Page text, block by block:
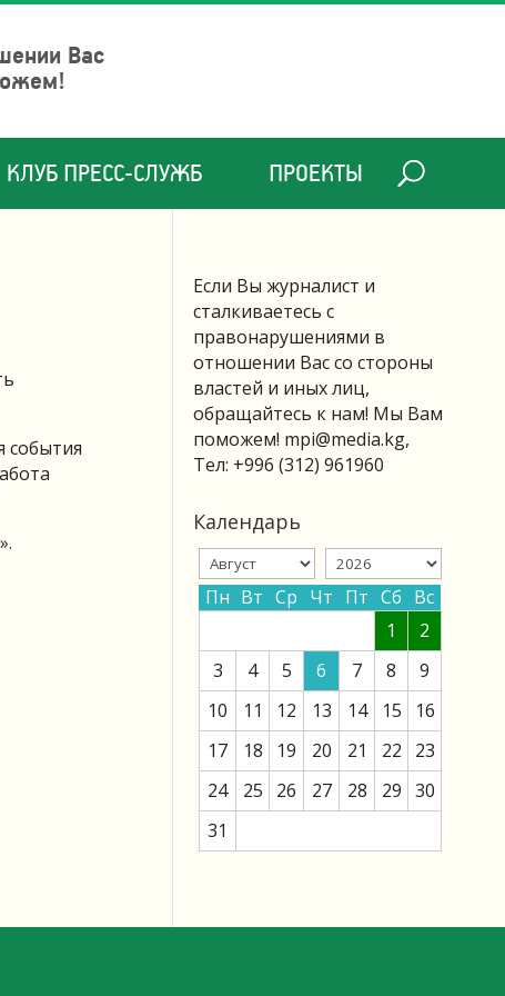
Вас
КЛУБ ПРЕСС-СЛУЖБ ПРОЕКТЫ
события
Если Вы журналист и
сталкиваетесь с
правонарушениями в
отношении Вас со стороны
властей и иных лиц,
обращайтесь к нам! Мы Вам
поможем! mpi@media.kg,
Тел: +996 (312) 961960
Календарь
Пн Вт Ср Чт Пт Сб Вс
1
2
3
4 5 6 7 8
9
10
11 12 13 14 15
16
17
18 19 20 21 22
23
24
25 26 27 28 29 30
31